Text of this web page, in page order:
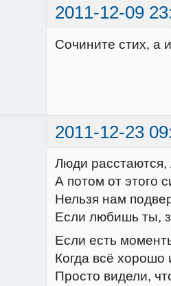
2011-12-09
Сочините стих, a
2011-12-23
Люди расстаются,
А потом от этого
Нельзя нам
Если любишь ты,
Если есть
Когда всё хорошо
Просто видели,